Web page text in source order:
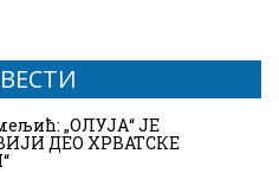
„ОЛУЈА“ ЈЕ
ДЕО ХРВАТСКЕ